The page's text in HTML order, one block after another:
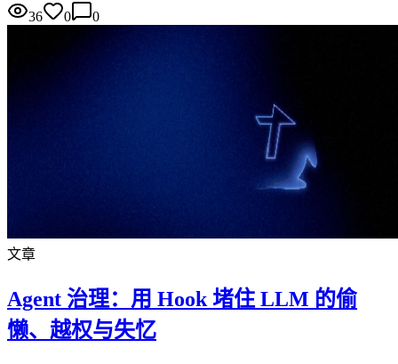
36 0 0
文章
Agent 治理：用 Hook 堵住 LLM 的偷
懒、越权与失忆